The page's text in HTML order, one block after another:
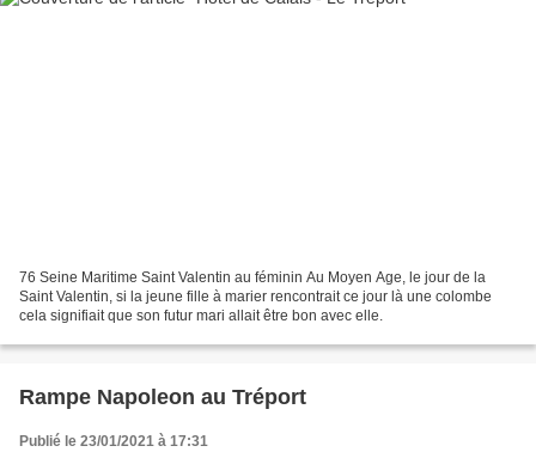
76 Seine Maritime Saint Valentin au féminin Au Moyen Age, le jour de la
Saint Valentin, si la jeune fille à marier rencontrait ce jour là une colombe
cela signifiait que son futur mari allait être bon avec elle.
Rampe Napoleon au Tréport
Publié le 23/01/2021 à 17:31